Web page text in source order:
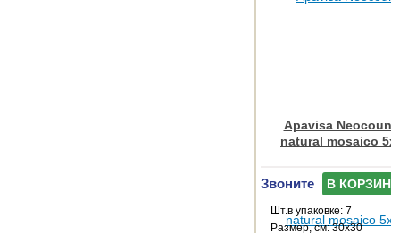
Apavisa
natural mosaico
Звоните В КОРЗИНУ
Шт.в упаковке: 7
Размер, см: 30x30